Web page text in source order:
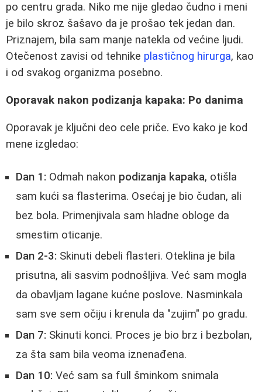
po centru grada. Niko me nije gledao čudno i meni
je bilo skroz šašavo da je prošao tek jedan dan.
Priznajem, bila sam manje natekla od većine ljudi.
Otečenost zavisi od tehnike plastičnog hirurga, kao
i od svakog organizma posebno.
Oporavak nakon podizanja kapaka: Po danima
Oporavak je ključni deo cele priče. Evo kako je kod
mene izgledao:
Dan 1: Odmah nakon podizanja kapaka, otišla
sam kući sa flasterima. Osećaj je bio čudan, ali
bez bola. Primenjivala sam hladne obloge da
smestim oticanje.
Dan 2-3: Skinuti debeli flasteri. Oteklina je bila
prisutna, ali sasvim podnošljiva. Već sam mogla
da obavljam lagane kućne poslove. Nasminkala
sam sve sem očiju i krenula da "zujim" po gradu.
Dan 7: Skinuti konci. Proces je bio brz i bezbolan,
za šta sam bila veoma iznenađena.
Dan 10: Već sam sa full šminkom snimala